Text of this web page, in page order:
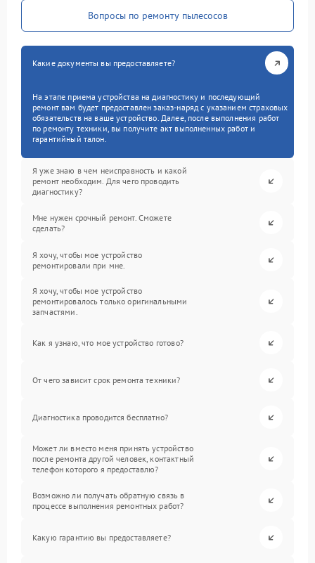
Вопросы по ремонту пылесосов
Какие документы вы предоставляете?
На этапе приема устройства на диагностику и последующий
ремонт вам будет предоставлен заказ-наряд с указанием страховых
обязательств на ваше устройство. Далее, после выполнения работ
по ремонту техники, вы получите акт выполненных работ и
гарантийный талон.
Я уже знаю в чем неисправность и какой
ремонт необходим. Для чего проводить
диагностику?
Мне нужен срочный ремонт. Сможете
сделать?
Я хочу, чтобы мое устройство
ремонтировали при мне.
Я хочу, чтобы мое устройство
ремонтировалось только оригинальными
запчастями.
Как я узнаю, что мое устройство готово?
От чего зависит срок ремонта техники?
Диагностика проводится бесплатно?
Может ли вместо меня принять устройство
после ремонта другой человек, контактный
телефон которого я предоставлю?
Возможно ли получать обратную связь в
процессе выполнения ремонтных работ?
Какую гарантию вы предоставляете?